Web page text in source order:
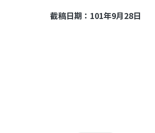
截稿日期： 101年9月28日